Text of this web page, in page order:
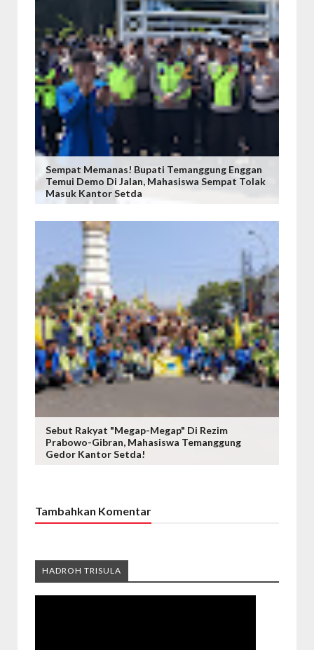
Sempat Memanas! Bupati Temanggung Enggan
Temui Demo Di Jalan, Mahasiswa Sempat Tolak
Masuk Kantor Setda
Sebut Rakyat "Megap-Megap" Di Rezim
Prabowo-Gibran, Mahasiswa Temanggung
Gedor Kantor Setda!
Tambahkan Komentar
HADROH TRISULA